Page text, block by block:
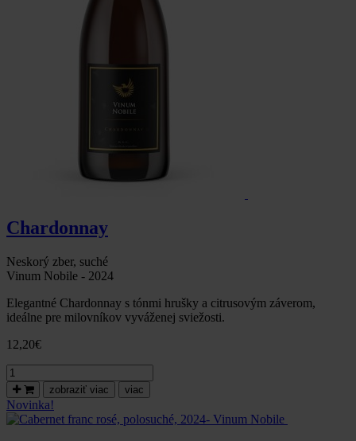
Chardonnay
Neskorý zber, suché
Vinum Nobile - 2024
Elegantné Chardonnay s tónmi hrušky a citrusovým záverom,
ideálne pre milovníkov vyváženej sviežosti.
12,20€
množstvo
Chardonnay,
suché,
neskorý
zber,
zobraziť viac viac
Novinka!